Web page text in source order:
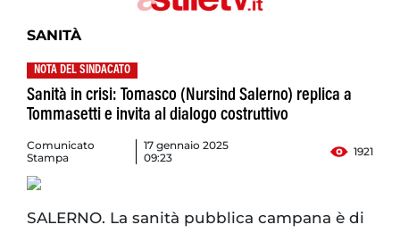
SANITÀ
NOTA DEL SINDACATO
Sanità in crisi: Tomasco (Nursind Salerno) replica a
Tommasetti e invita al dialogo costruttivo
Comunicato
Stampa
17 gennaio 2025
09:23
1921
SALERNO. La sanità pubblica campana è di